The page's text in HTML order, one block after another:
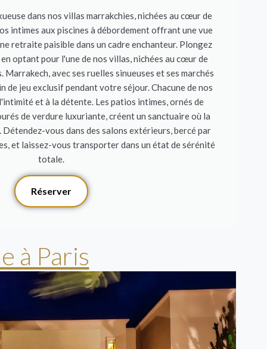
dans nos villas marrakchies, nichées au cœur de
intimes aux piscines à débordement offrant une vue
retraite paisible dans un cadre enchanteur. Plongez
optant pour l'une de nos villas, nichées au cœur de
avec ses ruelles sinueuses et ses marchés
jeu exclusif pendant votre séjour. Chacune de nos
et à la détente. Les patios intimes, ornés de
de verdure luxuriante, créent un sanctuaire où la
vous dans des salons extérieurs, bercé par
et laissez-vous transporter dans un état de sérénité
totale.
Réserver
à Paris